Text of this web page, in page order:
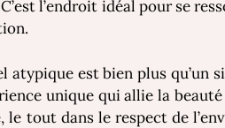
l’endroit idéal pour se
atypique est bien plus qu’un
unique qui allie la
tout dans le respect de